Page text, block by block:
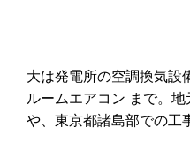
大は発電所の空調換気設
ルームエアコン まで。
や、東京都諸島部での工